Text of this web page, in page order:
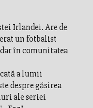
Irlandei. Are de
un fotbalist
în comunitatea
a lumii
despre găsirea
ale seriei